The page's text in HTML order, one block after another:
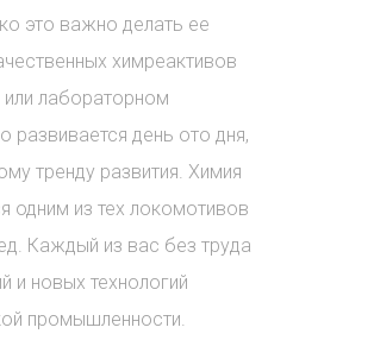
это важно делать ее
химреактивов
лабораторном
развивается день ото дня,
тренду развития. Химия
одним из тех локомотивов
Каждый из вас без труда
и новых технологий
промышленности.